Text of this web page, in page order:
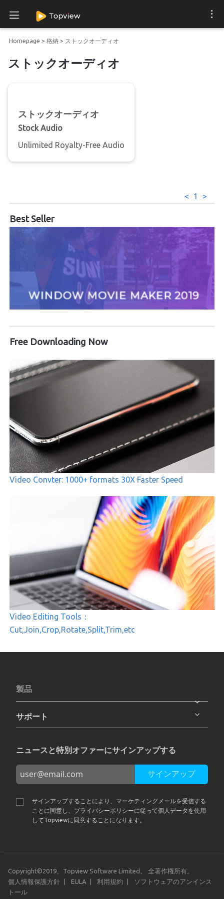
Homepage > 格納 > ストックオーディオ
ストックオーディオ
ストックオーディオ
Stock Audio
Unlimited Royalty-Free Audio
< 1 >
Best Seller
Free Downloading Now
Video Convter: 1000+ formats 30X Faster Speed
Video Editing Tools：
Cut,Join,Crop,Rotate,Split,Trim,etc
製品
サポート
ニュースと特別オファーにサインアップする
サインアップ
サインアップすることにより、マーケティングメールを受信する
ことに同意し、プライバシーポリシーに従って個人データを使用
してTopviewに同意することになります。
Copyright©2019、Topview Software Limited。 全著作権所有。
個人情報保護方針
EULA 利用規約
ソフトウェアのアンインス
トール